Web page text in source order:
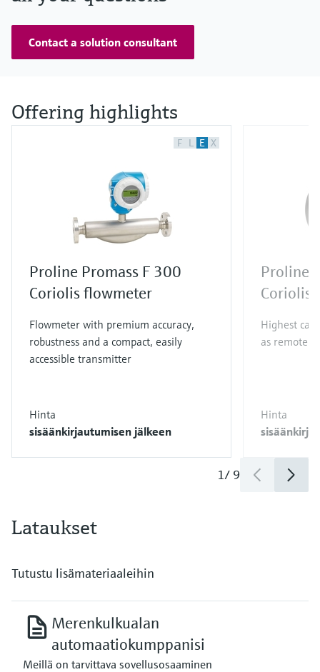
Contact a solution consultant
Offering highlights
F L E X
Proline Promass F 300
Coriolis flowmeter
Flowmeter with premium accuracy,
robustness and a compact, easily
accessible transmitter
Hinta
sisäänkirjautumisen jälkeen
Proline
Coriolis
Highest
as remote
Hinta
1/ 9
Lataukset
Tutustu lisämateriaaleihin
Merenkulkualan
automaatiokumppanisi
Meillä on tarvittava sovellusosaaminen